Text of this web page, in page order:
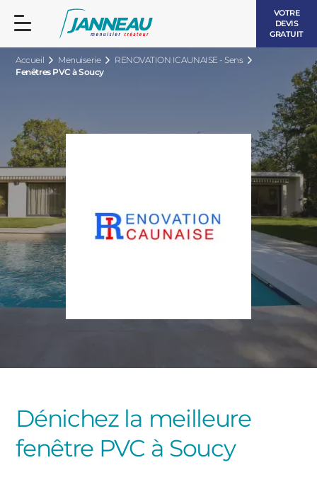
VOTRE
DEVIS
GRATUIT
Accueil Menuiserie
RENOVATION ICAUNAISE - Sens
Fenêtres PVC à Soucy
Dénichez la meilleure
fenêtre PVC à Soucy
FENÊTRES ET PORTES-FENÊTRES
BOIS
BAIES VITRÉES
PORTES D’ENTRÉELES INTEMPORELLES
VOLETS ROULANTS
PERGOLAS
CARPORTS
CLÔTURES